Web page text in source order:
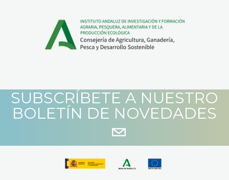
SUBSCRÍBETE A NUESTRO
BOLETÍN DE NOVEDADES